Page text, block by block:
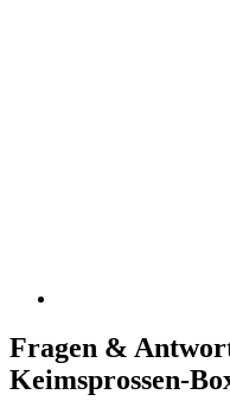
Fragen &
Keimsprossen-